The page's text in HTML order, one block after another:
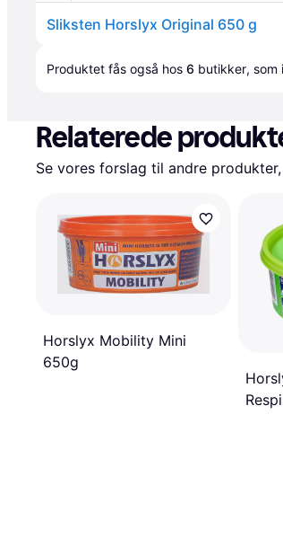
Sliksten Horslyx Original 650 g
Produktet fås også hos 6 butikker, som
Relaterede
Se vores forslag til andre
Horslyx Mobility Mini
650g